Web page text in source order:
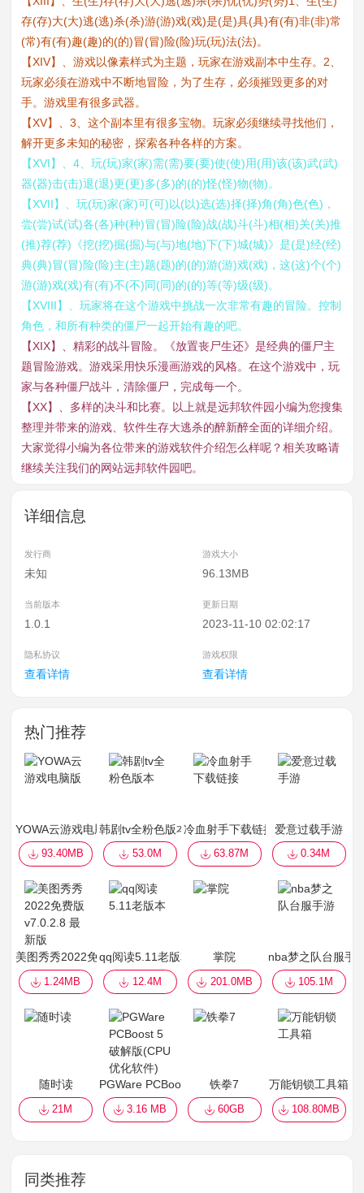
存(存)大(大)逃(逃)杀(杀)游(游)戏(戏)是(是)具(具)有(有)非(非)常
(常)有(有)趣(趣)的(的)冒(冒)险(险)玩(玩)法(法)。
【XIV】、游戏以像素样式为主题，玩家在游戏副本中生存。2、
玩家必须在游戏中不断地冒险，为了生存，必须摧毁更多的对
手。游戏里有很多武器。
【XV】、3、这个副本里有很多宝物。玩家必须继续寻找他们，
解开更多未知的秘密，探索各种各样的方案。
【XVI】、4、玩(玩)家(家)需(需)要(要)使(使)用(用)该(该)武(武)
器(器)击(击)退(退)更(更)多(多)的(的)怪(怪)物(物)。
【XVII】、玩(玩)家(家)可(可)以(以)选(选)择(择)角(角)色(色)，
尝(尝)试(试)各(各)种(种)冒(冒)险(险)战(战)斗(斗)相(相)关(关)推
(推)荐(荐)《挖(挖)掘(掘)与(与)地(地)下(下)城(城)》是(是)经(经)
典(典)冒(冒)险(险)主(主)题(题)的(的)游(游)戏(戏)，这(这)个(个)
游(游)戏(戏)有(有)不(不)同(同)的(的)等(等)级(级)。
【XVIII】、玩家将在这个游戏中挑战一次非常有趣的冒险。控制
角色，和所有种类的僵尸一起开始有趣的吧。
【XIX】、精彩的战斗冒险。《放置丧尸生还》是经典的僵尸主
题冒险游戏。游戏采用快乐漫画游戏的风格。在这个游戏中，玩
家与各种僵尸战斗，清除僵尸，完成每一个。
【XX】、多样的决斗和比赛。以上就是远邦软件园小编为您搜集
整理并带来的游戏、软件生存大逃杀的醉新醉全面的详细介绍。
大家觉得小编为各位带来的游戏软件介绍怎么样呢？相关攻略请
继续关注我们的网站远邦软件园吧。
详细信息
发行商 游戏大小
未知 96.13MB
当前版本 更新日期
1.0.1 2023-11-10 02:02:17
隐私协议 游戏权限
查看详情 查看详情
热门推荐
YOWA云游戏电脑版
93.40MB
韩剧tv全粉色版本
53.0M
冷血射手下载链接
63.87M
爱意过载手游
0.34M
美图秀秀2022免费版 v7.0.2.8 最新版
1.24MB
qq阅读5.11老版本
12.4M
掌院
201.0MB
nba梦之队台服手
105.1M
随时读
21M
PGWare PCBoost 5破解版(CPU优化软件)
3.16 MB
铁拳7
60GB
万能钥锁工具箱
108.80MB
同类推荐